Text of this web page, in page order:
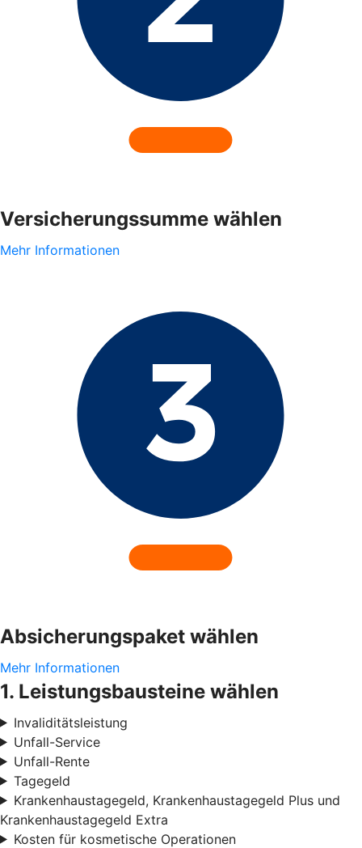
Versicherungssumme wählen
Mehr Informationen
Absicherungspaket wählen
Mehr Informationen
1. Leistungsbausteine wählen
Invaliditätsleistung
Unfall-Service
Unfall-Rente
Tagegeld
Krankenhaustagegeld, Krankenhaustagegeld Plus und
Krankenhaustagegeld Extra
Kosten für kosmetische Operationen